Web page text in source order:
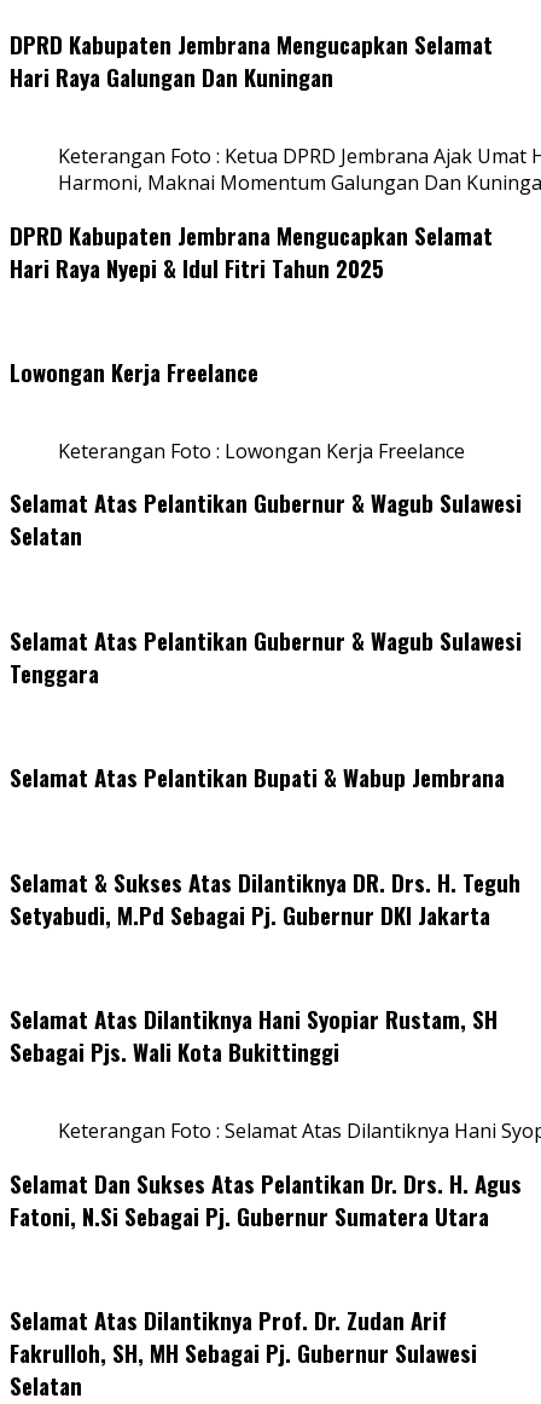
DPRD Kabupaten Jembrana Mengucapkan Selamat
Hari Raya Galungan Dan Kuningan
Keterangan Foto : Ketua DPRD Jembrana Ajak
Harmoni, Maknai Momentum Galungan Dan
DPRD Kabupaten Jembrana Mengucapkan Selamat
Hari Raya Nyepi & Idul Fitri Tahun 2025
Lowongan Kerja Freelance
Keterangan Foto : Lowongan Kerja Freelance
Selamat Atas Pelantikan Gubernur & Wagub Sulawesi
Selatan
Selamat Atas Pelantikan Gubernur & Wagub Sulawesi
Tenggara
Selamat Atas Pelantikan Bupati & Wabup Jembrana
Selamat & Sukses Atas Dilantiknya DR. Drs. H. Teguh
Setyabudi, M.Pd Sebagai Pj. Gubernur DKI Jakarta
Selamat Atas Dilantiknya Hani Syopiar Rustam, SH
Sebagai Pjs. Wali Kota Bukittinggi
Keterangan Foto : Selamat Atas Dilantiknya Hani
Selamat Dan Sukses Atas Pelantikan Dr. Drs. H. Agus
Fatoni, N.Si Sebagai Pj. Gubernur Sumatera Utara
Selamat Atas Dilantiknya Prof. Dr. Zudan Arif
Fakrulloh, SH, MH Sebagai Pj. Gubernur Sulawesi
Selatan